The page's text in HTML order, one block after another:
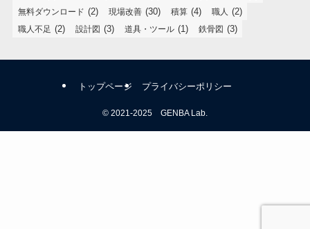
無料ダウンロード (2) 現場改善 (30) 積算 (4) 職人 (2)
職人不足 (2) 設計図 (3) 道具・ツール (1) 鉄骨図 (3)
トップページ プライバシーポリシー
© 2021-2025 GENBA Lab.